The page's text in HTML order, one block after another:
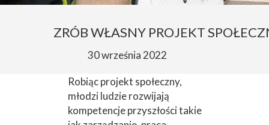
30 września 2022
ZRÓB WŁASNY PROJEKT
Robiąc projekt społeczny,
młodzi ludzie rozwijają
kompetencje przyszłości takie